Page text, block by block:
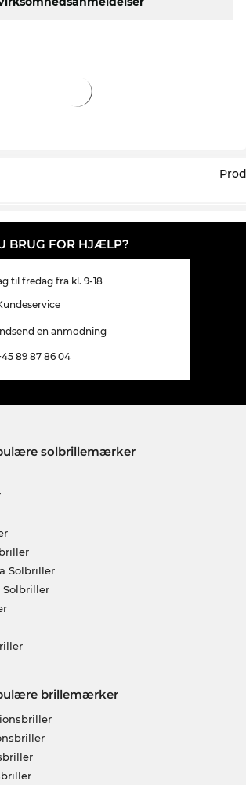
BRUG FOR HJÆLP?
til fredag fra kl. 9-18
en anmodning
89 87 86 04
solbrillemærker
Solbriller
Solbriller
brillemærker